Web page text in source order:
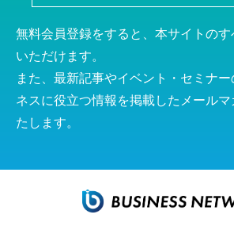
無料会員登録をすると、本サイトの
いただけます。
また、最新記事やイベント・セミナ
ネスに役立つ情報を掲載したメール
たします。